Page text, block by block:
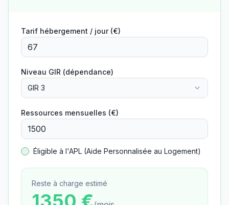
Tarif hébergement / jour (€)
Niveau GIR (dépendance)
GIR 3
Ressources mensuelles (€)
Éligible à l'APL (Aide Personnalisée au Logement)
Reste à charge estimé